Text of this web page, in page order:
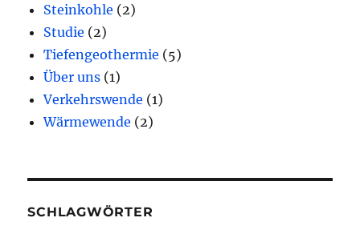
Steinkohle (2)
Studie (2)
Tiefengeothermie (5)
Über uns (1)
Verkehrswende (1)
Wärmewende (2)
SCHLAGWÖRTER